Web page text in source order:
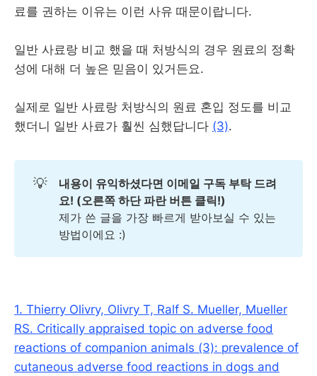
료를 권하는 이유는 이런 사유 때문이랍니다.
일반 사료랑 비교 했을 때 처방식의 경우 원료의 정확
성에 대해 더 높은 믿음이 있거든요.
실제로 일반 사료랑 처방식의 원료 혼입 정도를 비교
했더니 일반 사료가 훨씬 심했답니다 (3).
💡
내용이 유익하셨다면 이메일 구독 부탁 드려
요! (오른쪽 하단 파란 버튼 클릭!)
제가 쓴 글을 가장 빠르게 받아보실 수 있는
방법이에요 :)
1. Thierry Olivry, Olivry T, Ralf S. Mueller, Mueller
RS. Critically appraised topic on adverse food
reactions of companion animals (3): prevalence of
cutaneous adverse food reactions in dogs and